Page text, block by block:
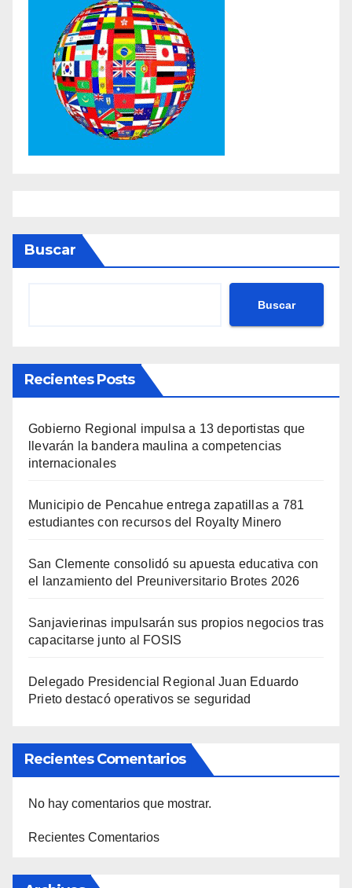
Buscar
Buscar
Recientes Posts
Gobierno Regional impulsa a 13 deportistas que
llevarán la bandera maulina a competencias
internacionales
Municipio de Pencahue entrega zapatillas a 781
estudiantes con recursos del Royalty Minero
San Clemente consolidó su apuesta educativa con
el lanzamiento del Preuniversitario Brotes 2026
Sanjavierinas impulsarán sus propios negocios tras
capacitarse junto al FOSIS
Delegado Presidencial Regional Juan Eduardo
Prieto destacó operativos se seguridad
Recientes Comentarios
No hay comentarios que mostrar.
Recientes Comentarios